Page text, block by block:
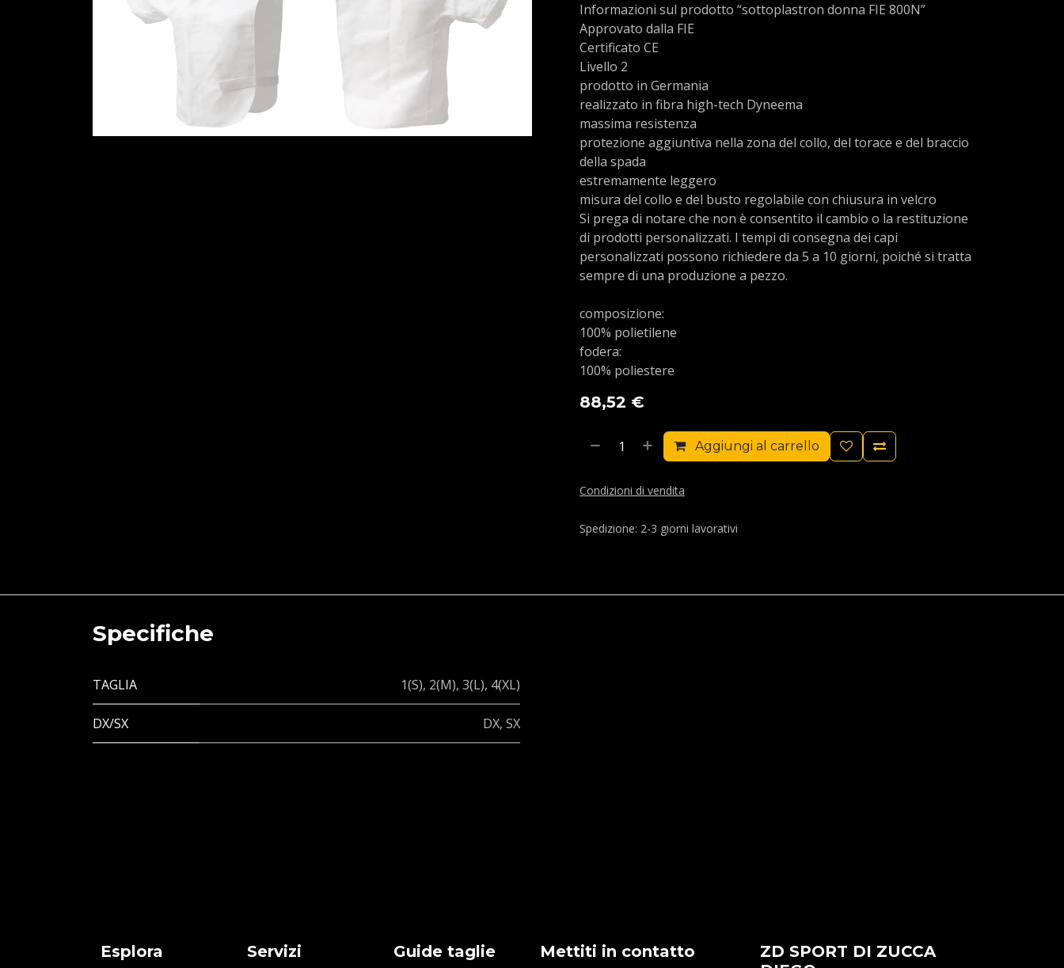
Informazioni sul prodotto “sottoplastron donna FIE 800N”
Approvato dalla FIE
Certificato CE
Livello 2
prodotto in Germania
realizzato in fibra high-tech Dyneema
massima resistenza
protezione aggiuntiva nella zona del collo, del torace e del braccio
della spada
estremamente leggero
misura del collo e del busto regolabile con chiusura in velcro
Si prega di notare che non è consentito il cambio o la restituzione
di prodotti personalizzati. I tempi di consegna dei capi
personalizzati possono richiedere da 5 a 10 giorni, poiché si tratta
sempre di una produzione a pezzo.
composizione:
100% polietilene
fodera:
100% poliestere
88,52 €
Aggiungi al carrello
Condizioni di vendita
Spedizione: 2-3 giorni lavorativi
Specifiche
TAGLIA 1(S), 2(M), 3(L), 4(XL)
DX/SX DX, SX
Esplora Servizi Mettiti in contatto
ZD SPORT DI ZUCCA
Guide taglie